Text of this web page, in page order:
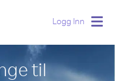
Logg Inn
til